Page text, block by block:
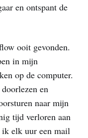
en ontspant de
ooit gevonden.
in mijn
op de computer.
en
naar mijn
tijd verloren aan
elk uur een mail